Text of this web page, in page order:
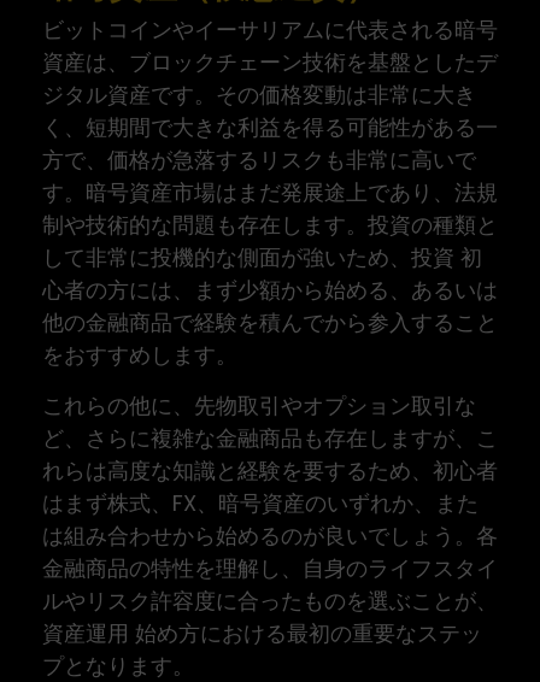
ビットコインやイーサリアムに代表される暗号
資産は、ブロックチェーン技術を基盤としたデ
ジタル資産です。その価格変動は非常に大き
く、短期間で大きな利益を得る可能性がある一
方で、価格が急落するリスクも非常に高いで
す。暗号資産市場はまだ発展途上であり、法規
制や技術的な問題も存在します。投資の種類と
して非常に投機的な側面が強いため、投資 初
心者の方には、まず少額から始める、あるいは
他の金融商品で経験を積んでから参入すること
をおすすめします。
これらの他に、先物取引やオプション取引な
ど、さらに複雑な金融商品も存在しますが、こ
れらは高度な知識と経験を要するため、初心者
はまず株式、FX、暗号資産のいずれか、また
は組み合わせから始めるのが良いでしょう。各
金融商品の特性を理解し、自身のライフスタイ
ルやリスク許容度に合ったものを選ぶことが、
資産運用 始め方における最初の重要なステッ
プとなります。